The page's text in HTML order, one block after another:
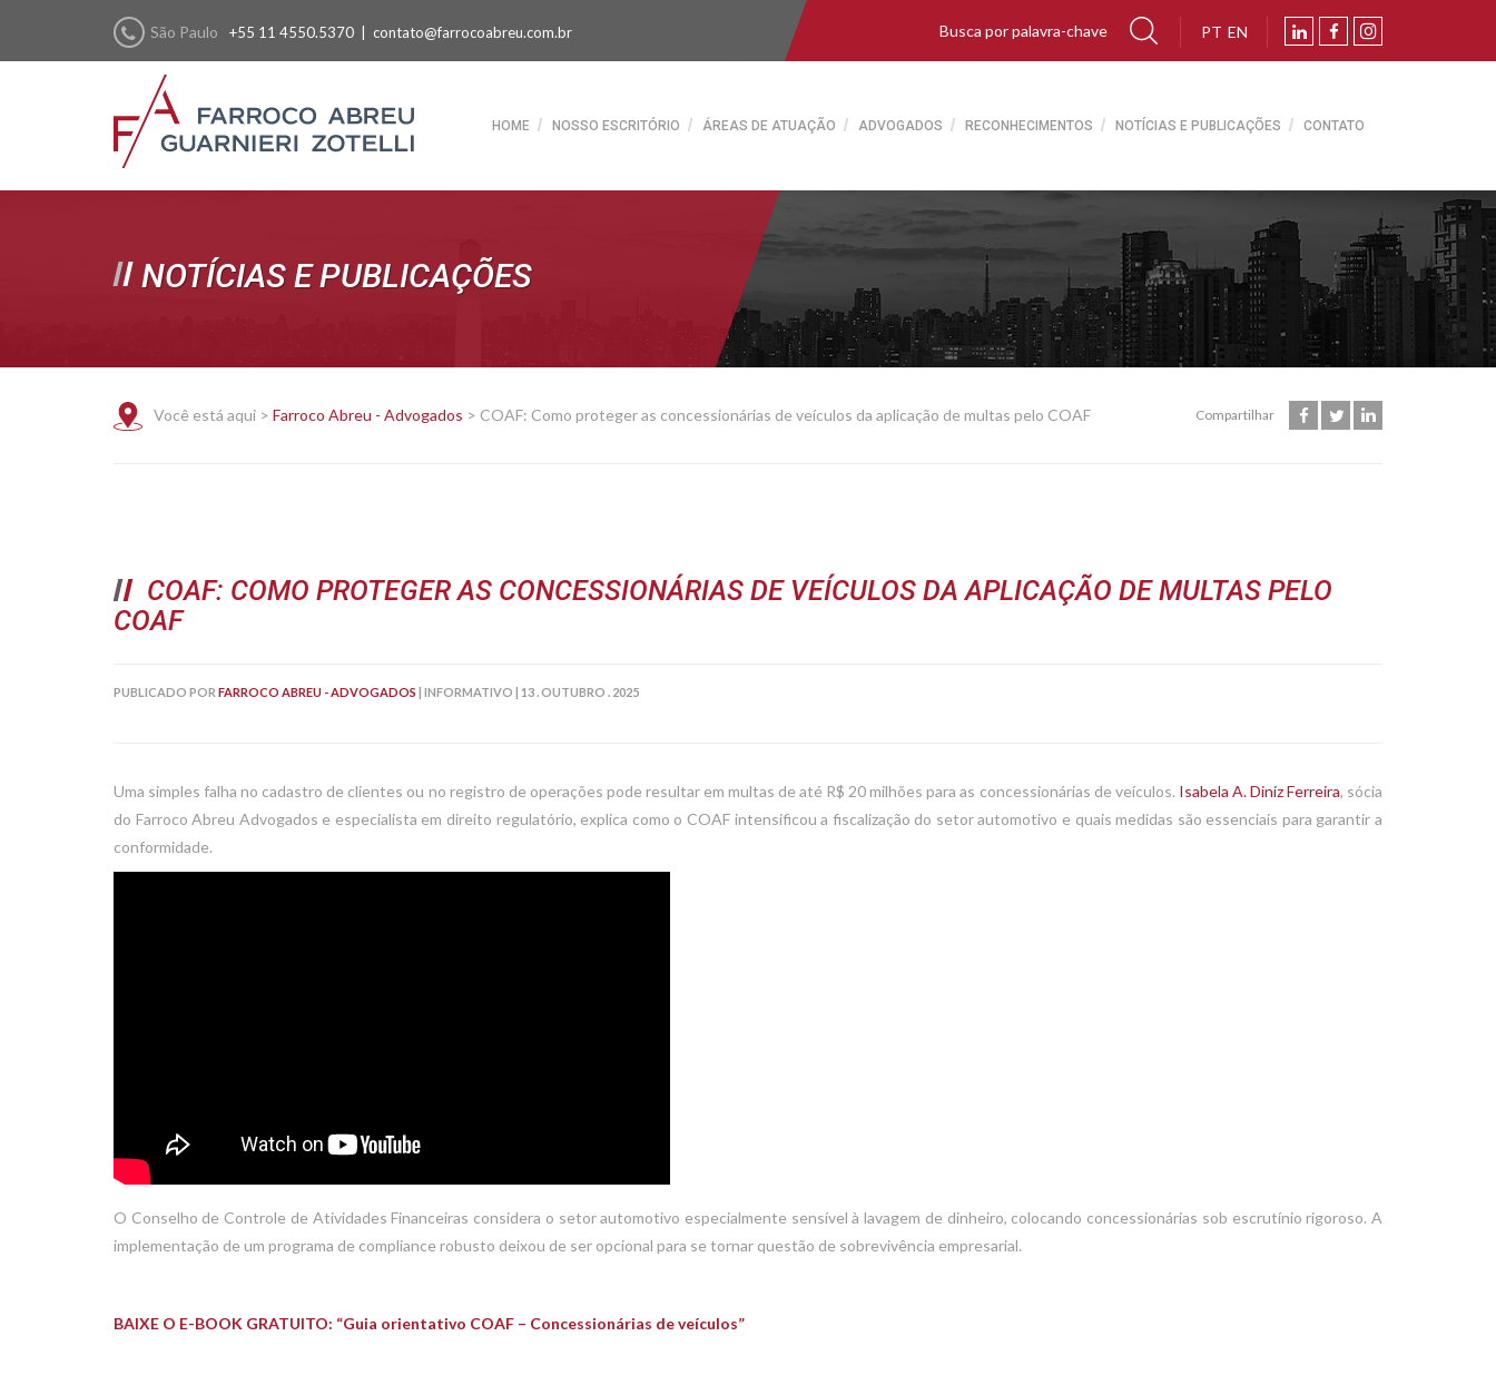
São Paulo +55 11 4550.5370 | contato@farrocoabreu.com.br PT EN
HOME NOSSO ESCRITÓRIO ÁREAS DE ATUAÇÃO ADVOGADOS RECONHECIMENTOS NOTÍCIAS E PUBLICAÇÕES CONTATO
NOTÍCIAS E PUBLICAÇÕES
Você está aqui > Farroco Abreu - Advogados > COAF: Como proteger as concessionárias de veículos da aplicação de multas pelo COAF Compartilhar
COAF: COMO PROTEGER AS CONCESSIONÁRIAS DE VEÍCULOS DA APLICAÇÃO DE MULTAS PELO
COAF
PUBLICADO POR FARROCO ABREU - ADVOGADOS | INFORMATIVO | 13 . OUTUBRO . 2025
Uma simples falha no cadastro de clientes ou no registro de operações pode resultar em multas de até R$ 20 milhões para as concessionárias de veículos. Isabela A. Diniz Ferreira, sócia
do Farroco Abreu Advogados e especialista em direito regulatório, explica como o COAF intensificou a fiscalização do setor automotivo e quais medidas são essenciais para garantir a
conformidade.
O Conselho de Controle de Atividades Financeiras considera o setor automotivo especialmente sensível à lavagem de dinheiro, colocando concessionárias sob escrutínio rigoroso. A
implementação de um programa de compliance robusto deixou de ser opcional para se tornar questão de sobrevivência empresarial.
BAIXE O E-BOOK GRATUITO: “Guia orientativo COAF – Concessionárias de veículos”